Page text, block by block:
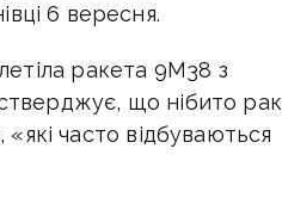
6 вересня.
ракета 9М38 з
що нібито
часто відбуваються